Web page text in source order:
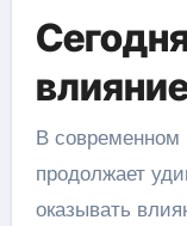
В
продолжает
оказывать